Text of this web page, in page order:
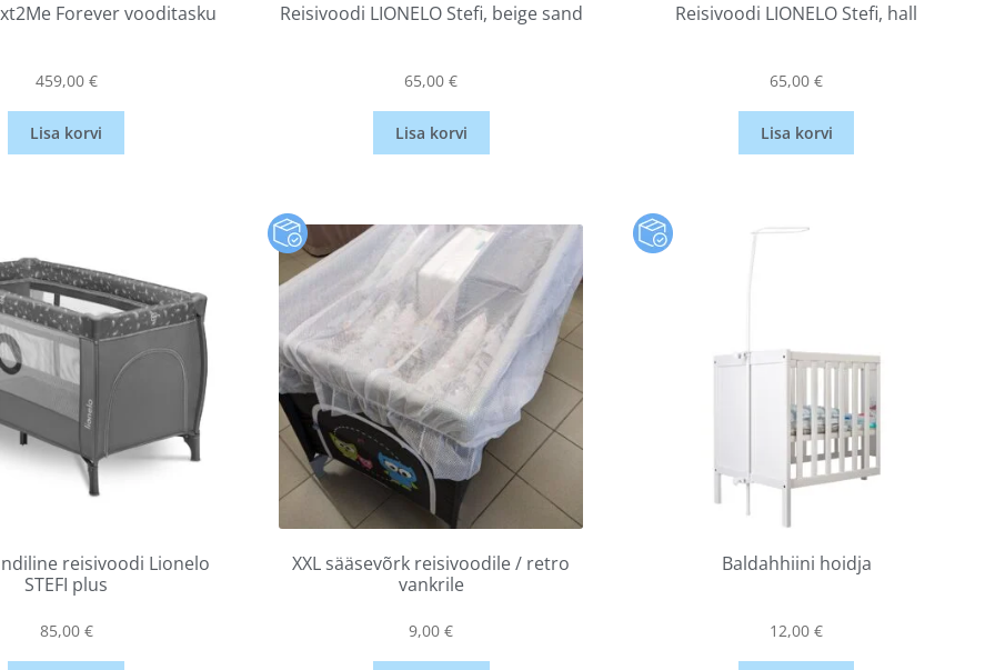
Forever vooditasku
459,00 €
Lisa korvi
Reisivoodi LIONELO Stefi, beige sand
65,00€
Lisa korvi
Reisivoodi LIONELO Stefi, hall
65,00€
Lisa korvi
reisivoodi Lionelo
STEFI plus
85,00 €
XXL sääsevõrk reisivoodile / retro
vankrile
9,00€
Baldahhiini hoidja
12,00€